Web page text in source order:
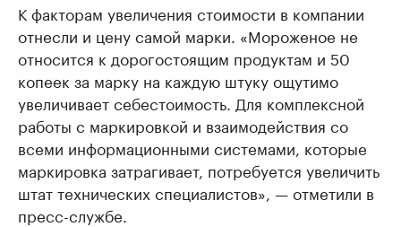
К факторам увеличения стоимости в компании
отнесли и цену самой марки. «Мороженое не
относится к дорогостоящим продуктам и 50
копеек за марку на каждую штуку ощутимо
увеличивает себестоимость. Для комплексной
работы с маркировкой и взаимодействия со
всеми информационными системами, которые
маркировка затрагивает, потребуется увеличить
штат технических специалистов», — отметили в
пресс-службе.